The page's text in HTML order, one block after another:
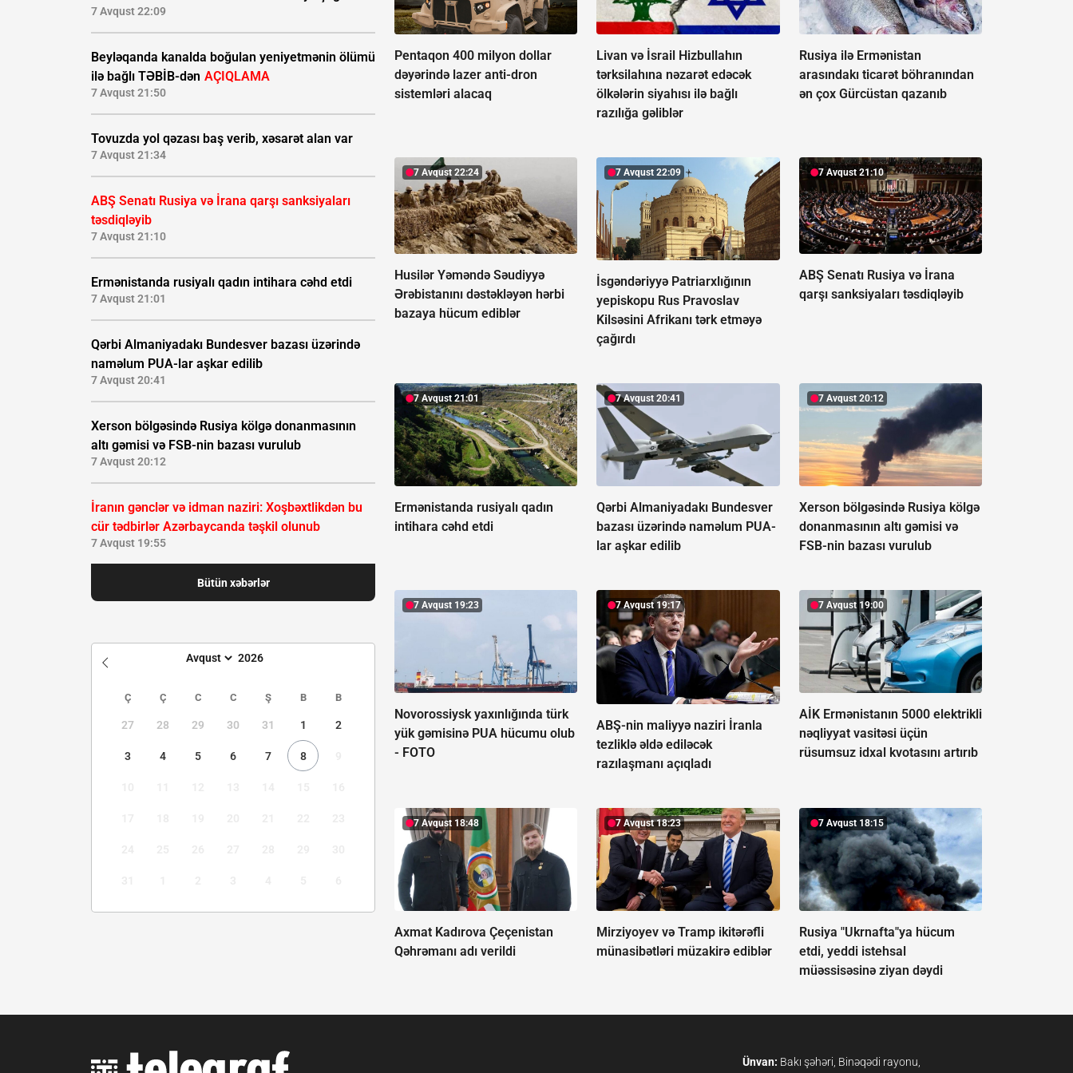
7 Avqust 22:09
Beyləqanda kanalda boğulan yeniyetmənin ölümü
ilə bağlı TƏBİB-dən AÇIQLAMA
7 Avqust 21:50
Tovuzda yol qəzası baş verib, xəsarət alan var
7 Avqust 21:34
ABŞ Senatı Rusiya və İrana qarşı sanksiyaları
təsdiqləyib
7 Avqust 21:10
Ermənistanda rusiyalı qadın intihara cəhd etdi
7 Avqust 21:01
Qərbi Almaniyadakı Bundesver bazası üzərində
naməlum PUA-lar aşkar edilib
7 Avqust 20:41
Xerson bölgəsində Rusiya kölgə donanmasının
altı gəmisi və FSB-nin bazası vurulub
7 Avqust 20:12
İranın gənclər və idman naziri: Xoşbəxtlikdən bu
cür tədbirlər Azərbaycanda təşkil olunub
7 Avqust 19:55
Bütün xəbərlər
Ç Ç C C Ş B B
27 28 29 30 31 1 2
3 4 5 6 7 8
Pentaqon 400 milyon dollar
dəyərində lazer anti-dron
sistemləri alacaq
Livan və İsrail Hizbullahın
tərksilahına nəzarət edəcək
ölkələrin siyahısı ilə bağlı
razılığa gəliblər
Rusiya ilə Ermənistan
arasındakı ticarət böhranından
ən çox Gürcüstan qazanıb
7 Avqust 22:24
Husilər Yəməndə Səudiyyə
Ərəbistanını dəstəkləyən hərbi
bazaya hücum ediblər
7 Avqust 22:09
İsgəndəriyyə Patriarxlığının
yepiskopu Rus Pravoslav
Kilsəsini Afrikanı tərk etməyə
çağırdı
7 Avqust 21:10
ABŞ Senatı Rusiya və İrana
qarşı sanksiyaları təsdiqləyib
7 Avqust 21:01
Ermənistanda rusiyalı qadın
intihara cəhd etdi
7 Avqust 20:41
Qərbi Almaniyadakı Bundesver
bazası üzərində naməlum PUA-
lar aşkar edilib
7 Avqust 20:12
Xerson bölgəsində Rusiya kölgə
donanmasının altı gəmisi və
FSB-nin bazası vurulub
7 Avqust 19:23
Novorossiysk yaxınlığında türk
yük gəmisinə PUA hücumu olub
- FOTO
7 Avqust 19:17
ABŞ-nin maliyyə naziri İranla
tezliklə əldə ediləcək
razılaşmanı açıqladı
7 Avqust 19:00
AİK Ermənistanın 5000 elektrikli
nəqliyyat vasitəsi üçün
rüsumsuz idxal kvotasını artırıb
7 Avqust 18:48
Axmat Kadırova Çeçenistan
Qəhrəmanı adı verildi
7 Avqust 18:23
Mirziyoyev və Tramp ikitərəfli
münasibətləri müzakirə ediblər
7 Avqust 18:15
Rusiya "Ukrnafta"ya hücum
etdi, yeddi istehsal
müəssisəsinə ziyan dəydi
Ünvan: Bakı şəhəri, Binəqədi rayonu,